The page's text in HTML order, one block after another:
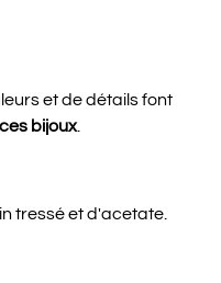
et de détails font
bijoux.
tressé et d'acetate.